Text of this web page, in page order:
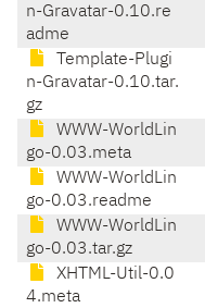
n-Gravatar-0.10.re
adme
Template-Plugi
n-Gravatar-0.10.tar.
gz
WWW-WorldLin
go-0.03.meta
WWW-WorldLin
go-0.03.readme
WWW-WorldLin
go-0.03.tar.gz
XHTML-Util-0.0
4.meta